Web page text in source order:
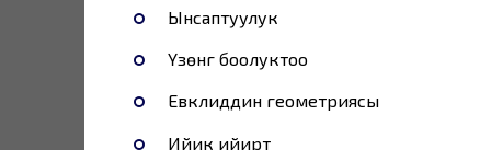
Ынсаптуулук
Үзөнгү боолуктоо
Евклиддин геометриясы
Ийик ийиртүү